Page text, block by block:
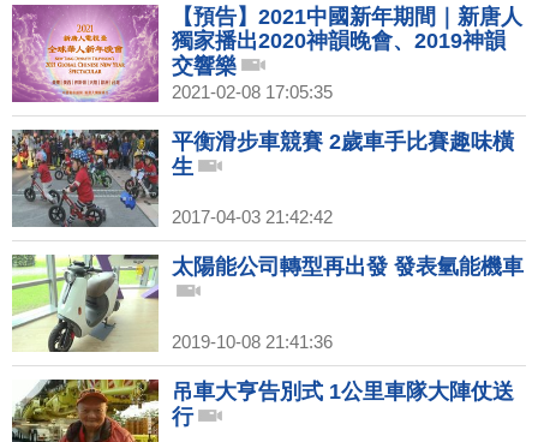
【預告】2021中國新年期間｜新唐人
獨家播出2020神韻晚會、2019神韻
交響樂
2021-02-08 17:05:35
平衡滑步車競賽 2歲車手比賽趣味橫
生
2017-04-03 21:42:42
太陽能公司轉型再出發 發表氫能機車
2019-10-08 21:41:36
吊車大亨告別式 1公里車隊大陣仗送
行